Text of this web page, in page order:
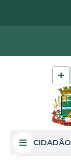
CIDADÃO